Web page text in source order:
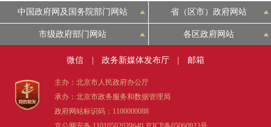
中国政府网及国务院部门网站 省（区市）政府网站
市级政府部门网站 各区政府网站
微信 政务新媒体发布厅 邮箱
主办：北京市人民政府办公厅
承办：北京市政务服务和数据管理局
政府网站标识码：1100000088